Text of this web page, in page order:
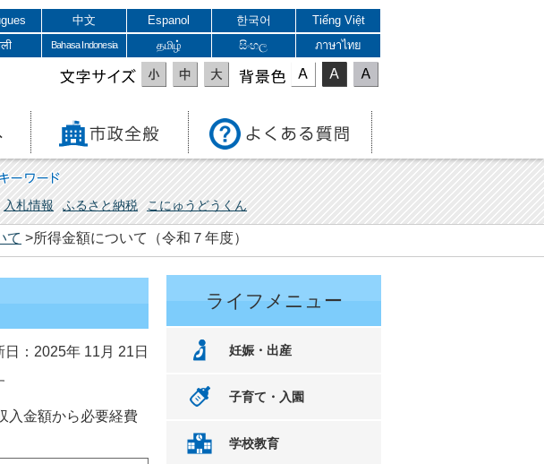
中文 Espanol 한국어
Tiếng Việt
Bahasa Indonesia தமிழ் සිංහල ภาษาไทย
文字サイズ 表示色
ーワード
入札情報 ふるさと納税 こにゅうどうくん
て >所得金額について（令和７年度）
日：2025年 11月 21日
入金額から必要経費
ライフメニュー
妊娠・出産
子育て・入園
学校教育